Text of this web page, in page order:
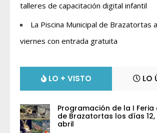
talleres de capacitación digital infantil
La Piscina Municipal de Brazatortas
viernes con entrada gratuita
LO + VISTO LO
Programación de la I Feria
de Brazatortas los días 12,
abril